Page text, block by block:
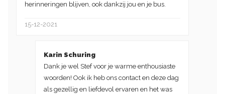
herinneringen blijven, ook dankzij jou en je bus.
15-12-2021
Karin Schuring
Dank je wel Stef voor je warme enthousiaste
woorden! Ook ik heb ons contact en deze dag
als gezellig en liefdevol ervaren en het was